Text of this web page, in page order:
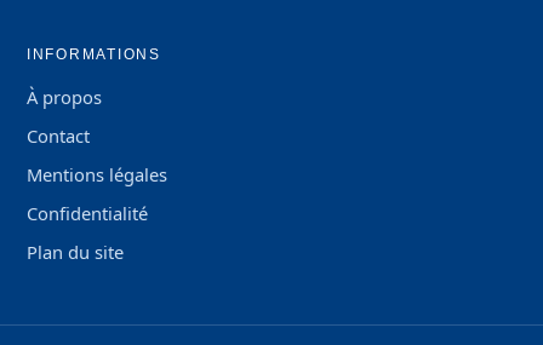
INFORMATIONS
À propos
Contact
Mentions légales
Confidentialité
Plan du site